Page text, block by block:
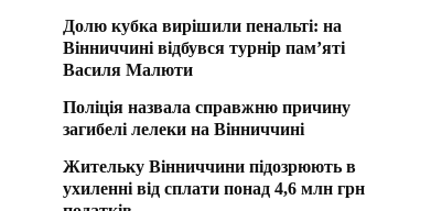
Долю кубка вирішили пенальті: на
Вінниччині відбувся турнір пам’яті
Василя Малюти
Поліція назвала справжню причину
загибелі лелеки на Вінниччині
Жительку Вінниччини підозрюють в
ухиленні від сплати понад 4,6 млн грн